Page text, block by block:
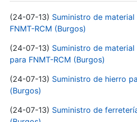
(24-07-13) Suministro de
FNMT-RCM (Burgos)
(24-07-13) Suministro de
para FNMT-RCM (Burgos)
(24-07-13) Suministro de hierro
(Burgos)
(24-07-13) Suministro de